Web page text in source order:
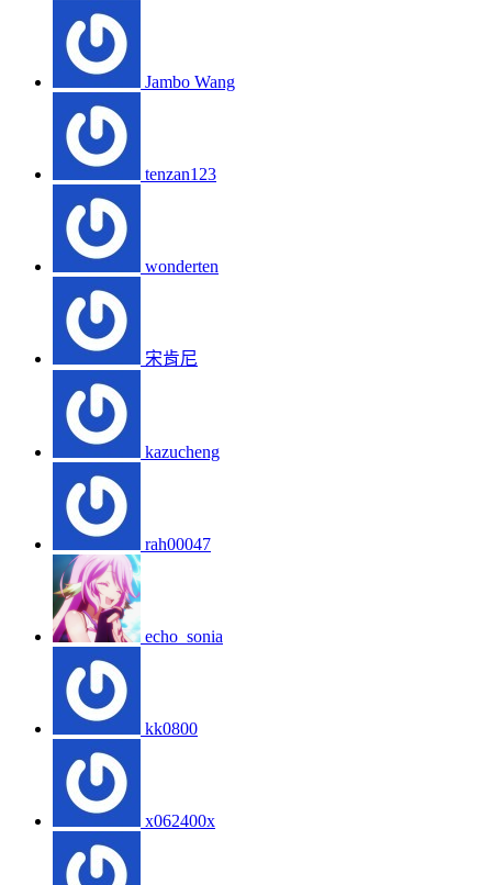
Jambo Wang
tenzan123
wonderten
宋肯尼
kazucheng
rah00047
echo_sonia
kk0800
x062400x